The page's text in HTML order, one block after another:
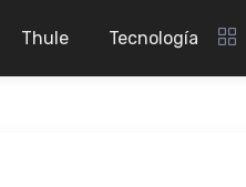
Thule Tecnología